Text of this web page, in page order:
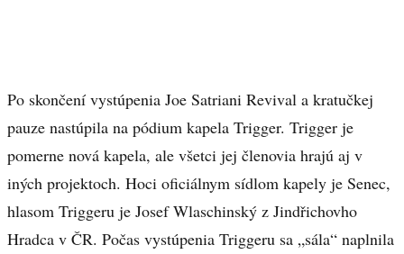
Po skončení vystúpenia Joe Satriani Revival a kratučkej
pauze nastúpila na pódium kapela Trigger. Trigger je
pomerne nová kapela, ale všetci jej členovia hrajú aj v
iných projektoch. Hoci oficiálnym sídlom kapely je Senec,
hlasom Triggeru je Josef Wlaschinský z Jindřichovho
Hradca v ČR. Počas vystúpenia Triggeru sa „sála“ naplnila